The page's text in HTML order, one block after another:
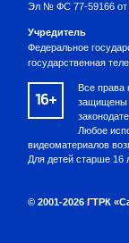
Эл № ФС 77-59166 от
Учредитель
Федеральное
государственная
16+
Все права
защищены
Любое
видеоматериалов
Для детей старше 16
© 2001-2026 ГТРК